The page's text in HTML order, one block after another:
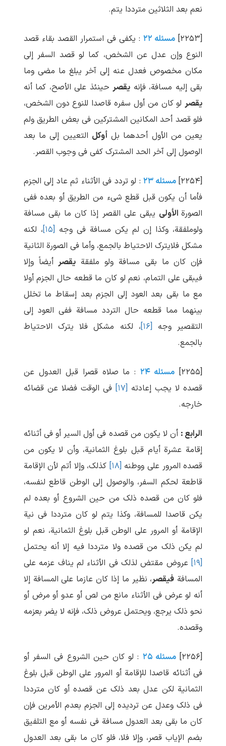
نعم بعد الثلاثین مترددا یتم.
[۲۲۵۳] مسئله ۲۲
: یکفی فی استمرار القصد بقاء قصد
النوع وإن عدل عن الشخص، کما لو قصد السفر إلی
مکان مخصوص فعدل عنه إلی آخر یبلغ ما مضی وما
بقی إلیه مسافة، فإنه یقصرحینئذ علی الأصح، کما أنه
یقصرلو کان من أول سفره قاصدا للنوع دون الشخص،
فلو قصد أحد المکانین المشترکین فی بعض الطریق ولم
یعین من الأول أحدهما بلأوکل التعیین إلی ما بعد
الوصول إلی آخر الحد المشترک کفی فی وجوب القصر.
[۲۲۵۴] مسئله ۲۳
: لو تردد فی الأثناء ثم عاد إلی الجزم
فأما أن یکون قبل قطع شیء من الطریق أو بعده ففی
الصورةالأولی یبقی علی القصر إذا کان ما بقی مسافة
ولوملفقة، وکذا إن لم یکن مسافة فی وجه [۱۵]
، لکنه
مشکل فلایترک الاحتیاط بالجمع، وأما فی الصورة الثانیة
فإن کان ما بقی مسافة ولو ملفقة یقصرأیضاً وإلا
فیبقی علی التمام، نعم لو کان ما قطعه حال الجزم أولا
مع ما بقی بعد العود إلی الجزم بعد إسقاط ما تخلل
بینهما مما قطعه حال التردد مسافة ففی العود إلی
التقصیر وجه [۱۶]
، لکنه مشکل فلا یترک الاحتیاط
بالجمع.
[۲۲۵۵] مسئله ۲۴
: ما صلاه قصرا قبل العدول عن
قصده لا یجب إعادته [۱۷]
فی الوقت فضلا عن قضائه
خارجه.
الرابع : أن لا یکون من قصده فی أول السیر أو فی أثنائه
إقامة عشرة أیام قبل بلوغ الثمانیة، وأن لا یکون من
قصده المرور علی ووطنه [۱۸]
کذلک، وإلا أتم لأن الإقامة
قاطعة لحکم السفر، والوصول إلی الوطن قاطع لنفسه،
فلو کان من قصده ذلک من حین الشروع أو بعده لم
یکن قاصدا للمسافة، وکذا یتم لو کان مترددا فی نیة
الإقامة أو المرور علی الوطن قبل بلوغ الثمانیة، نعم لو
لم یکن ذلک من قصده ولا مترددا فیه إلا أنه یحتمل
[۱۹]
عروض مقتض لذلک فی الأثناء لم یناف عزمه علی
المسافة فیقصر، نظیر ما إذا کان عازما علی المسافة إلا
أنه لو عرض فی الأثناء مانع من لص أو عدو أو مرض أو
نحو ذلک یرجع، ویحتمل عروض ذلک، فإنه لا یضر بعزمه
وقصده.
[۲۲۵۶] مسئله ۲۵
: لو کان حین الشروع فی السفر أو
فی أثنائه قاصدا للإقامة أو المرور علی الوطن قبل بلوغ
الثمانیة لکن عدل بعد ذلک عن قصده أو کان مترددا
فی ذلک وعدل عن تردیده إلی الجزم بعدم الأمرین فإن
کان ما بقی بعد العدول مسافة فی نفسه أو مع التلفیق
بضم الإیاب قصر، وإلا فلا، فلو کان ما بقی بعد العدول